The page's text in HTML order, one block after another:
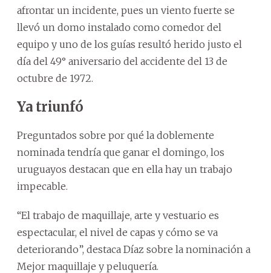
afrontar un incidente, pues un viento fuerte se
llevó un domo instalado como comedor del
equipo y uno de los guías resultó herido justo el
día del 49° aniversario del accidente del 13 de
octubre de 1972.
Ya triunfó
Preguntados sobre por qué la doblemente
nominada tendría que ganar el domingo, los
uruguayos destacan que en ella hay un trabajo
impecable.
“El trabajo de maquillaje, arte y vestuario es
espectacular, el nivel de capas y cómo se va
deteriorando”, destaca Díaz sobre la nominación a
Mejor maquillaje y peluquería.